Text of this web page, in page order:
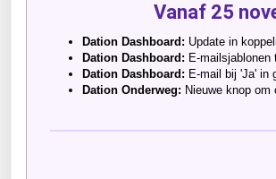
Vanaf 25
Dation Dashboard: Update in
Dation Dashboard: E-mailsjablonen
Dation Dashboard: E-mail bij 'Ja' in
Dation Onderweg: Nieuwe knop